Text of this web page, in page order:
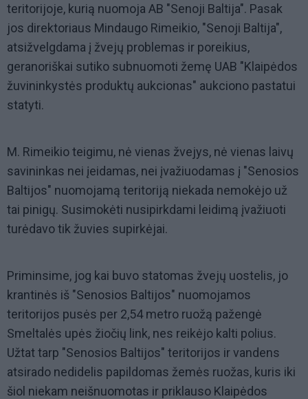
teritorijoje, kurią nuomoja AB "Senoji Baltija". Pasak
jos direktoriaus Mindaugo Rimeikio, "Senoji Baltija",
atsižvelgdama į žvejų problemas ir poreikius,
geranoriškai sutiko subnuomoti žemę UAB "Klaipėdos
žuvininkystės produktų aukcionas" aukciono pastatui
statyti.
M. Rimeikio teigimu, nė vienas žvejys, nė vienas laivų
savininkas nei įeidamas, nei įvažiuodamas į "Senosios
Baltijos" nuomojamą teritoriją niekada nemokėjo už
tai pinigų. Susimokėti nusipirkdami leidimą įvažiuoti
turėdavo tik žuvies supirkėjai.
Priminsime, jog kai buvo statomas žvejų uostelis, jo
krantinės iš "Senosios Baltijos" nuomojamos
teritorijos pusės per 2,54 metro ruožą pažengė
Smeltalės upės žiočių link, nes reikėjo kalti polius.
Užtat tarp "Senosios Baltijos" teritorijos ir vandens
atsirado nedidelis papildomas žemės ruožas, kuris iki
šiol niekam neišnuomotas ir priklauso Klaipėdos